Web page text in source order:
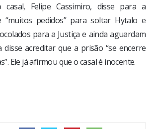
casal, Felipe Cassimiro, disse para a
“muitos pedidos” para soltar Hytalo e
para a Justiça e ainda aguardam
disse acreditar que a prisão “se encerre
Ele já afirmou que o casal é inocente.